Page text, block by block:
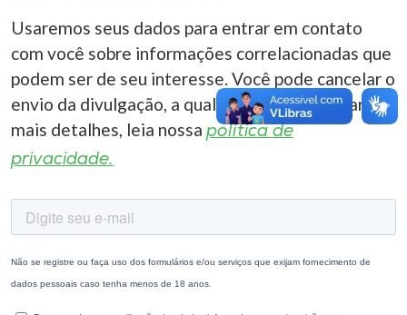
Usaremos seus dados para entrar em contato
com você sobre informações correlacionadas que
podem ser de seu interesse. Você pode cancelar o
envio da divulgação, a qualquer momento. Para
mais detalhes, leia nossa política de
privacidade.